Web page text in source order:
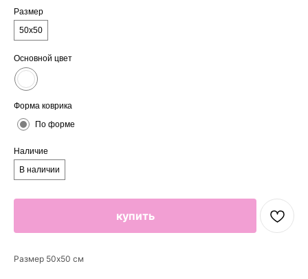
Размер
50х50
Основной цвет
Форма коврика
По форме
Наличие
В наличии
купить
Размер 50х50 см